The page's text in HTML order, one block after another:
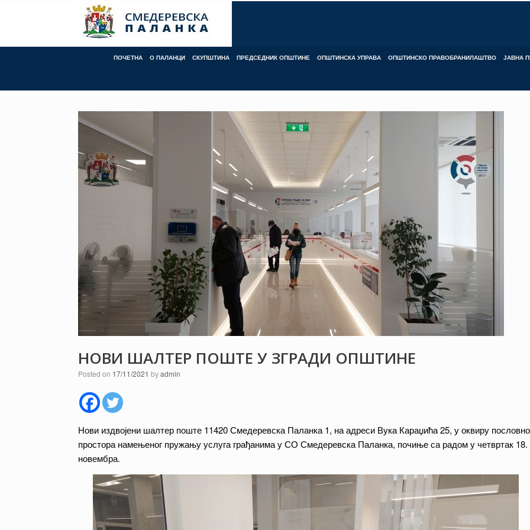
ПОЧЕТНА О ПАЛАНЦИ СКУПШТИНА ПРЕДСЕДНИК ОПШТИНЕ ОПШТИНСКА УПРАВА ОПШТИНСКО ПРАВОБРАНИЛАШТВО ЈАВНА
НОВИ ШАЛТЕР ПОШТЕ У ЗГРАДИ ОПШТИНЕ
Posted on 17/11/2021 byadmin
Нови издвојени шалтер поште 11420 Смедеревска Паланка 1, на адреси Вука Караџића 25, у оквиру
простора намењеног пружању услуга грађанима у СО Смедеревска Паланка, почиње са радом у четвртак 18.
новембра.